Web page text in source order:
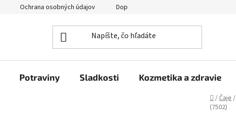
Ochrana osobných údajov Doprava a platba
Potraviny Sladkosti Kozmetika a zdravie
Domov
/Čaje/
(7502)